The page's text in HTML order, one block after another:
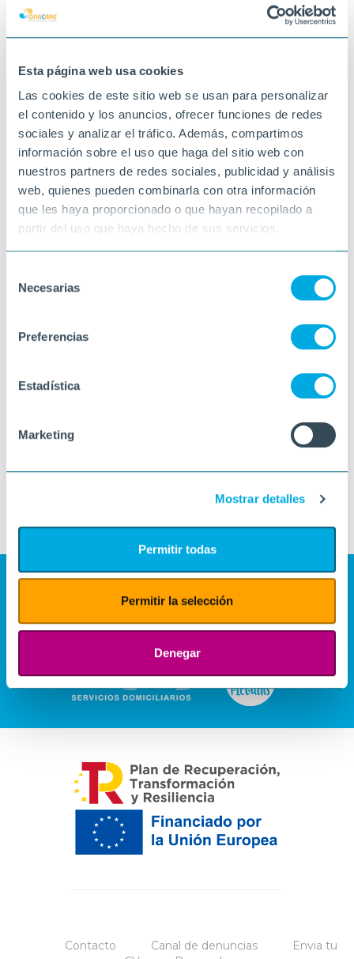
Esta página web usa cookies
Las cookies de este sitio web se usan para personalizar
el contenido y los anuncios, ofrecer funciones de redes
sociales y analizar el tráfico. Además, compartimos
información sobre el uso que haga del sitio web con
nuestros partners de redes sociales, publicidad y análisis
web, quienes pueden combinarla con otra información
que les haya proporcionado o que hayan recopilado a
partir del uso que haya hecho de sus servicios.
Necesarias
Preferencias
Estadística
Marketing
Mostrar detalles
Permitir todas
Permitir la selección
Denegar
Contacto Canal de denuncias
Envia tu